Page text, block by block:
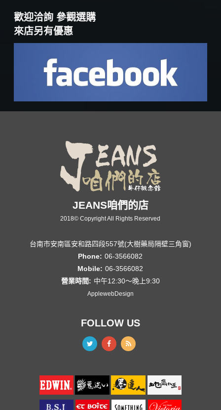
歡迎洽詢 參觀選購
來店另有優惠
JEANS咱們的店
2018© Copyright All Rights Reserved
台南市安南區安和路四段557號(大樹藥局隔壁三角窗)
Phone: 06-3566082
Mobile: 06-3566082
營業時間: 中午12:30～晚上9:30
ApplewebDesign
FOLLOW US